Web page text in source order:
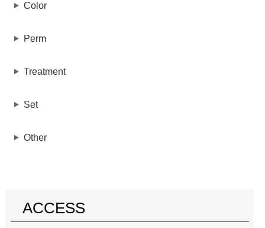
Color
Perm
Treatment
Set
Other
ACCESS